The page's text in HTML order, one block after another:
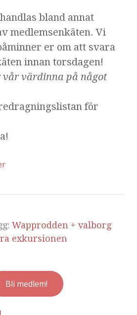
bland annat
medlemsenkäten. Vi
er om att svara
innan torsdagen!
vår värdinna på något
för
Wapprodden + valborg
exkursionen
Bli medlem!